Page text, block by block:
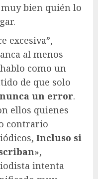
bien quién lo
excesiva”,
al menos
como un
de que solo
un error.
ellos quienes
contrario
Incluso si
»,
intenta